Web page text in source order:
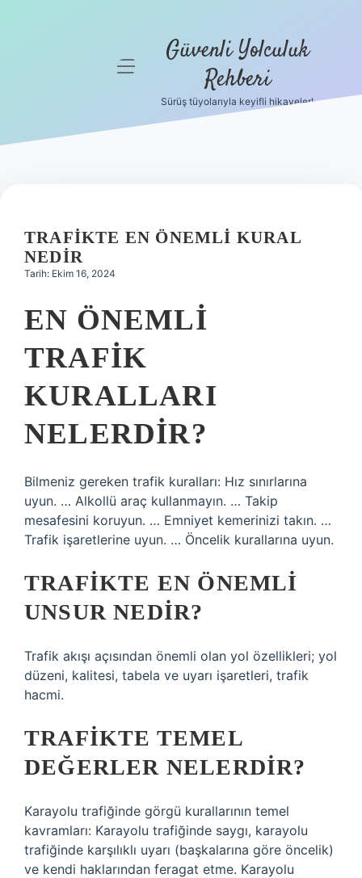
Hakkımızda
menüyü Güvenli Yolculuk
Rehberi
Sürüş tüyolarıyla keyifli hikayeler!
TRAFIKTE EN ÖNEMLI KURAL
NEDIR
Tarih: Ekim 16, 2024
EN ÖNEMLI
TRAFIK
KURALLARI
NELERDIR?
Bilmeniz gereken trafik kuralları: Hız sınırlarına
uyun. … Alkollü araç kullanmayın. … Takip
mesafesini koruyun. … Emniyet kemerinizi takın. …
Trafik işaretlerine uyun. … Öncelik kurallarına uyun.
TRAFIKTE EN ÖNEMLI
UNSUR NEDIR?
Trafik akışı açısından önemli olan yol özellikleri; yol
düzeni, kalitesi, tabela ve uyarı işaretleri, trafik
hacmi.
TRAFIKTE TEMEL
DEĞERLER NELERDIR?
Karayolu trafiğinde görgü kurallarının temel
kavramları: Karayolu trafiğinde saygı, karayolu
trafiğinde karşılıklı uyarı (başkalarına göre öncelik)
ve kendi haklarından feragat etme. Karayolu